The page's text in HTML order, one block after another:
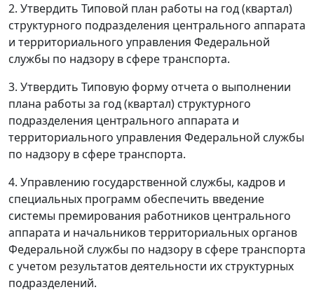
2. Утвердить Типовой план работы на год (квартал)
структурного подразделения центрального аппарата
и территориального управления Федеральной
службы по надзору в сфере транспорта.
3. Утвердить Типовую форму отчета о выполнении
плана работы за год (квартал) структурного
подразделения центрального аппарата и
территориального управления Федеральной службы
по надзору в сфере транспорта.
4. Управлению государственной службы, кадров и
специальных программ обеспечить введение
системы премирования работников центрального
аппарата и начальников территориальных органов
Федеральной службы по надзору в сфере транспорта
с учетом результатов деятельности их структурных
подразделений.